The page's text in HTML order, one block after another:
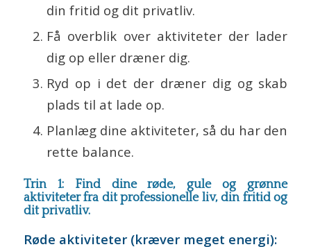
din fritid og dit privatliv.
Få overblik over aktiviteter der lader
dig op eller dræner dig.
Ryd op i det der dræner dig og skab
plads til at lade op.
Planlæg dine aktiviteter, så du har den
rette balance.
Trin 1: Find dine røde, gule og grønne
aktiviteter fra dit professionelle liv, din fritid og
dit privatliv.
Røde aktiviteter (kræver meget energi):